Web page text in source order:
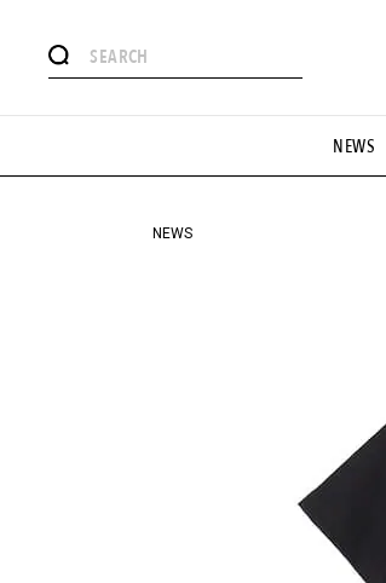
NEWS
#憧れの逸品
#GH 銘品の所以 #フイナムのYouTube
#HANDSOME HANDBOOK
NEWS